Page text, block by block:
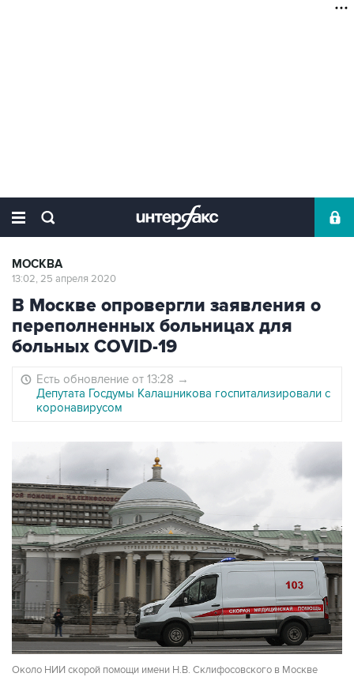
МОСКВА
13:02, 25 апреля 2020
В Москве опровергли заявления о
переполненных больницах для
больных COVID-19
Есть обновление от 13:28 →
Депутата Госдумы Калашникова госпитализировали с
коронавирусом
Около НИИ скорой помощи имени Н.В. Склифосовского в Москве